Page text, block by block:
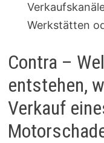
Werkstätten
Contra –
entstehen,
Verkauf